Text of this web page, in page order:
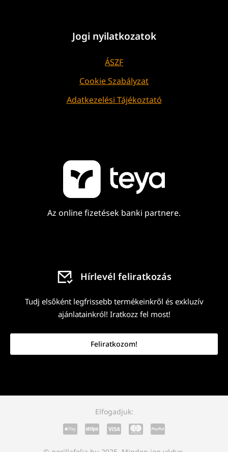
Jogi nyilatkozatok
ÁSZF
Cookie Szabályzat
Adatkezelési Tájékoztató
Az online fizetések banki partnere.
Hírlevél feliratkozás
Tudj elsőként legfrissebb termékeinkről és exkluzív
ajánlatainkról! Iratkozz fel most!
Feliratkozom!
Elfogadjuk: